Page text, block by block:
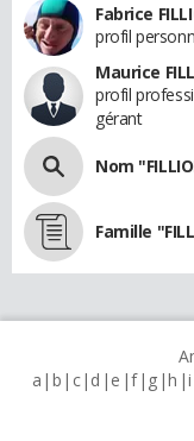
Fabrice
profil
Maurice
profil
gérant
Nom
Famille
a b c d e f g h i